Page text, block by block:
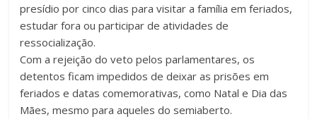
presídio por cinco dias para visitar a família em feriados,
estudar fora ou participar de atividades de
ressocialização.
Com a rejeição do veto pelos parlamentares, os
detentos ficam impedidos de deixar as prisões em
feriados e datas comemorativas, como Natal e Dia das
Mães, mesmo para aqueles do semiaberto.